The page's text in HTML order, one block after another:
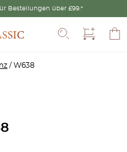
Bestellungen über £99.*Suche
/ W638